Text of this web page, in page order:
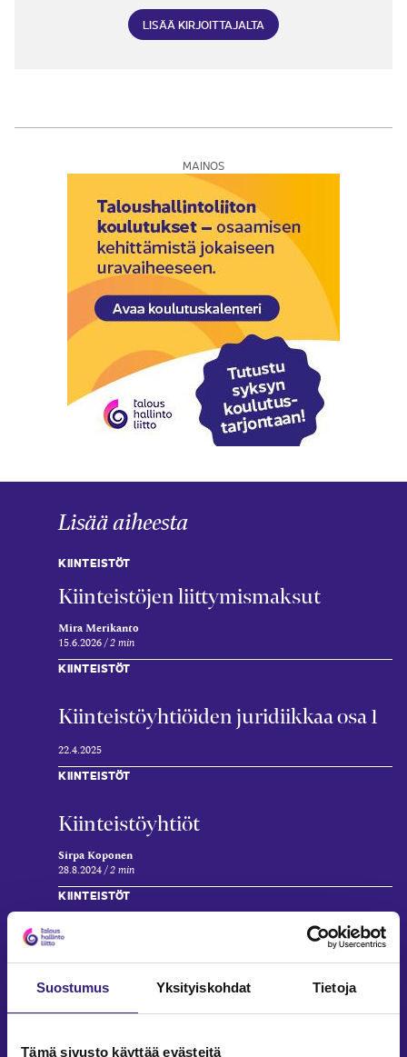
Suostumus Yksityiskohdat Tietoja
Tämä sivusto käyttää evästeitä
LISÄÄ KIRJOITTAJALTA
MAINOS
Lisää aiheesta
KIINTEISTÖT
Kiinteistöjen liittymismaksut
Mira Merikanto
15.6.2026 2 min
KIINTEISTÖT
Kiinteistöyhtiöiden juridiikkaa osa 1
22.4.2025
KIINTEISTÖT
Kiin­teistöyhtiöt
Sirpa Koponen
28.8.2024 2 min
KIINTEISTÖT
Kiinteistö­verotuksen erityisiä
kysymyksiä
4.3.2024 7 min